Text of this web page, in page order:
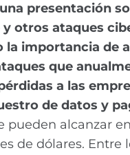
presentación
y otros ataques
la importancia de
que
a las
de datos y
pueden alcanzar
de dólares. Entre